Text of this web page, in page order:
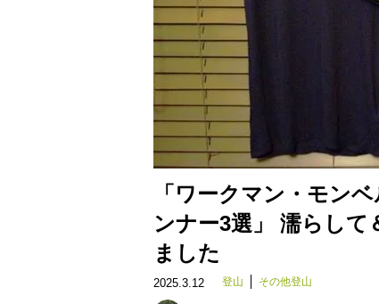
「ワークマン・モン
ンナー3選」 濡らして
ました
2025.3.12 登山 その他登山